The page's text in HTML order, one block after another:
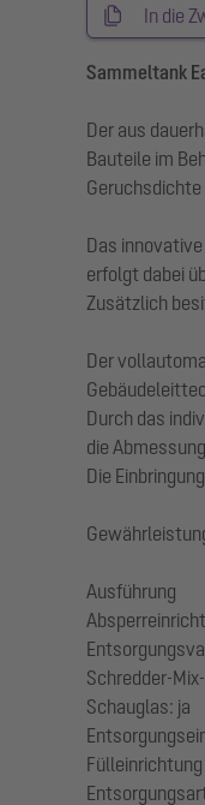
In die
Sammeltank
Der aus
Bauteile im
Das
erfolgt dabei
Zusätzlich
Der
Durch das
die
Die
Ausführung
Schredder-
Schauglas: ja
Fülleinrichtung